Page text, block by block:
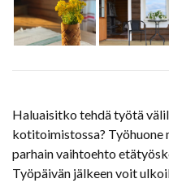
Haluaisitko tehdä työtä
kotitoimistossa? Työhuone
parhain vaihtoehto
Työpäivän jälkeen voit